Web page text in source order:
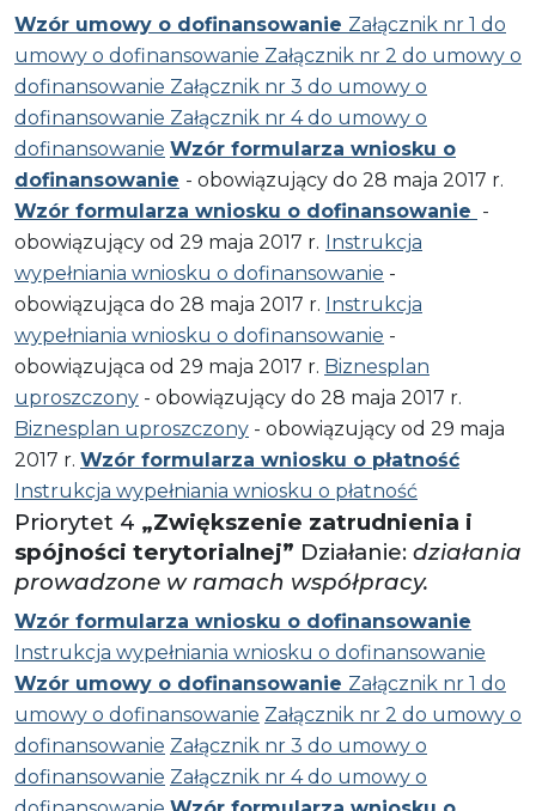
Wzór umowy o dofinansowanie Załącznik nr 1 do
umowy o dofinansowanie Załącznik nr 2 do umowy o
dofinansowanie Załącznik nr 3 do umowy o
dofinansowanie Załącznik nr 4 do umowy o
dofinansowanie Wzór formularza wniosku o
dofinansowanie - obowiązujący do 28 maja 2017 r.
Wzór formularza wniosku o dofinansowanie -
obowiązujący od 29 maja 2017 r. Instrukcja
wypełniania wniosku o dofinansowanie -
obowiązująca do 28 maja 2017 r. Instrukcja
wypełniania wniosku o dofinansowanie -
obowiązująca od 29 maja 2017 r. Biznesplan
uproszczony - obowiązujący do 28 maja 2017 r.
Biznesplan uproszczony - obowiązujący od 29 maja
2017 r. Wzór formularza wniosku o płatność
Instrukcja wypełniania wniosku o płatność
Priorytet 4 „Zwiększenie zatrudnienia i
spójności terytorialnej” Działanie: działania
prowadzone w ramach współpracy.
Wzór formularza wniosku o dofinansowanie
Instrukcja wypełniania wniosku o dofinansowanie
Wzór umowy o dofinansowanie Załącznik nr 1 do
umowy o dofinansowanie Załącznik nr 2 do umowy o
dofinansowanie Załącznik nr 3 do umowy o
dofinansowanie Załącznik nr 4 do umowy o